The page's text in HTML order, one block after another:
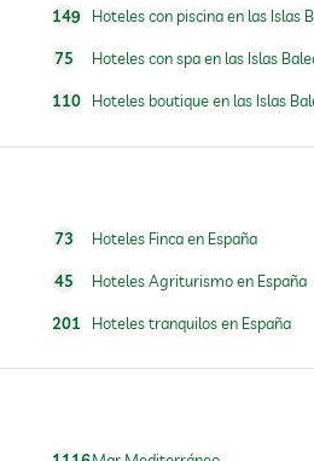
149 Hoteles con piscina en las Islas
75 Hoteles con spa en las Islas
110 Hoteles boutique en las Islas
73 Hoteles Finca en España
45 Hoteles Agriturismo en España
201 Hoteles tranquilos en España